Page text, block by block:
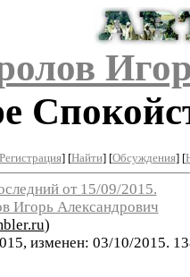
] [Найти] [Обсуждения] [
от 15/09/2015.
Игорь Александрович
)
изменен: 03/10/2015.